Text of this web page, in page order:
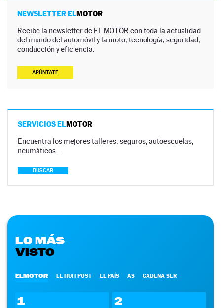
NEWSLETTER ELMOTOR
Recibe la newsletter de EL MOTOR con toda la actualidad
del mundo del automóvil y la moto, tecnología, seguridad,
conducción y eficiencia.
APÚNTATE
SERVICIOS ELMOTOR
Encuentra los mejores talleres, seguros, autoescuelas,
neumáticos…
BUSCAR
LO MÁS
VISTO
ELMOTOR EL HUFFPOST EL PAÍS AS CADENA SER
1 2